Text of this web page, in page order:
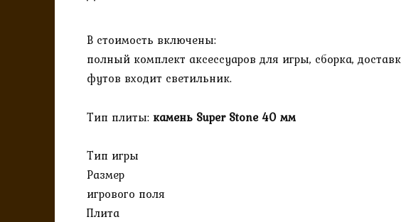
В стоимость включены:
полный комплект аксессуаров для игры, сборка,
футов входит светильник.
Тип плиты: камень Super Stone 40 мм
Тип игры
Размер
игрового поля
Плита